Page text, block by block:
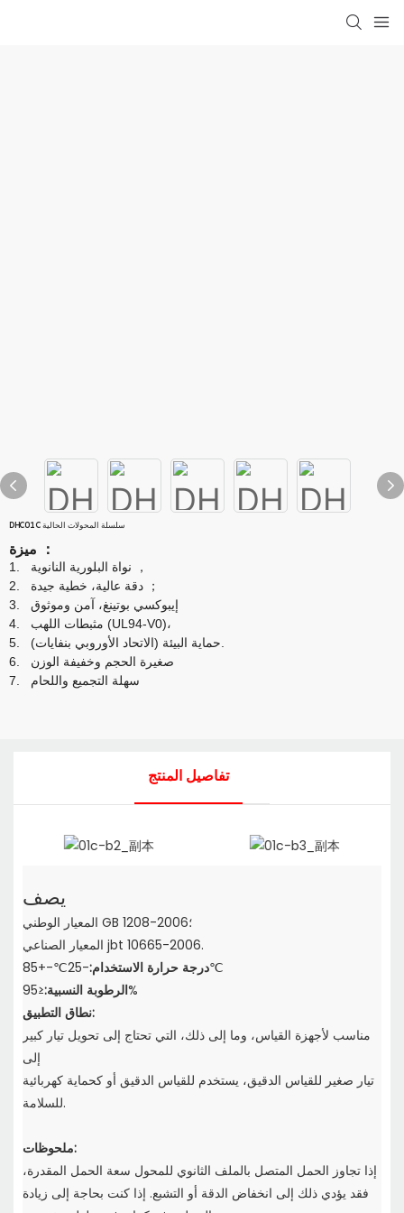
DHC01C سلسلة المحولات الحالية
：
1.
，
2.
；
3.
إيبوكسي بوتينغ، آمن وموثوق
4.
مثبطات اللهب (UL94-V0)،
5.
6.
صغيرة الحجم وخفيفة الوزن
7.
سهلة التجميع واللحام
تفاصيل المنتج
يصف
المعيار الوطني GB 1208-2006؛
المعيار الصناعي jbt 10665-2006.
درجة حرارة الاستخدام:-25℃-+85℃
الرطوبة النسبية:≤95%
نطاق التطبيق:
مناسب لأجهزة القياس، وما إلى ذلك، التي تحتاج إلى تحويل تيار كبير
إلى
تيار صغير للقياس الدقيق، يستخدم للقياس الدقيق أو كحماية كهربائية
للسلامة.
ملحوظات:
إذا تجاوز الحمل المتصل بالملف الثانوي للمحول سعة الحمل المقدرة،
فقد يؤدي ذلك إلى انخفاض الدقة أو التشبع. إذا كنت بحاجة إلى زيادة